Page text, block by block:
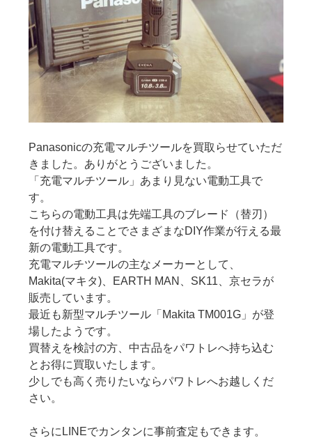
Panasonicの充電マルチツールを買取らせていただ
きました。ありがとうございました。
「充電マルチツール」あまり見ない電動工具で
す。
こちらの電動工具は先端工具のブレード（替刃）
を付け替えることでさまざまなDIY作業が行える最
新の電動工具です。
充電マルチツールの主なメーカーとして、
Makita(マキタ)、EARTH MAN、SK11、京セラが
販売しています。
最近も新型マルチツール「Makita TM001G」が登
場したようです。
買替えを検討の方、中古品をパワトレへ持ち込む
とお得に買取いたします。
少しでも高く売りたいならパワトレへお越しくだ
さい。
さらにLINEでカンタンに事前査定もできます。